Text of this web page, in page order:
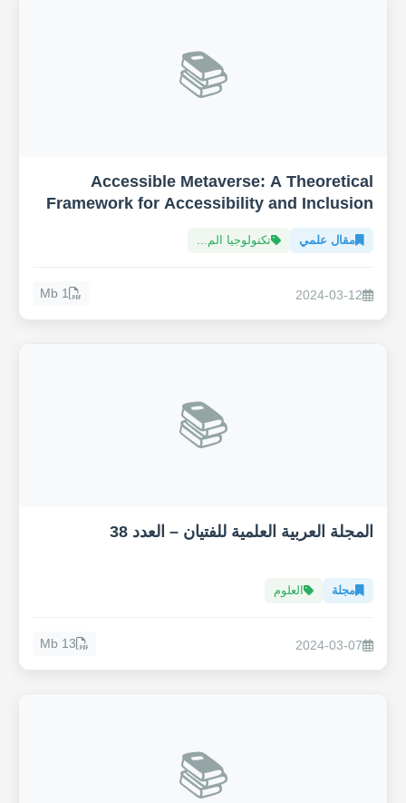
📚
Accessible Metaverse: A Theoretical
Framework for Accessibility and Inclusion
مقال علمي تكنولوجيا الم...
2024-03-12
1 Mb
📚
المجلة العربية العلمية للفتيان – العدد 38
مجلة العلوم
2024-03-07
13 Mb
📚